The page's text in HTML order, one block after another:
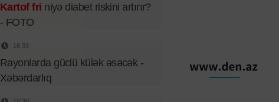
Kartof fri niyə diabet riskini artırır?
- FOTO
16:33
Rayonlarda güclü külək əsəcək -
Xəbərdarlıq